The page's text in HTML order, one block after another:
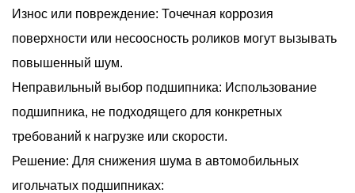
Износ или повреждение: Точечная коррозия
поверхности или несоосность роликов могут вызывать
повышенный шум.
Неправильный выбор подшипника: Использование
подшипника, не подходящего для конкретных
требований к нагрузке или скорости.
Решение: Для снижения шума в автомобильных
игольчатых подшипниках: